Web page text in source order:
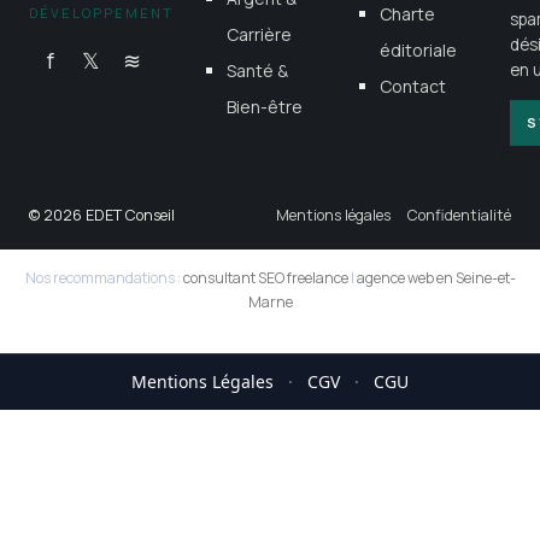
DÉVELOPPEMENT
f 𝕏 ≋
Carrière
Santé &
Bien-être
Charte
éditoriale
Contact
en
© 2026 EDET Conseil Mentions légales Confidentialité
Nos recommandations :consultant SEO freelance|agence web en Seine-et-
Marne
Mentions Légales · CGV · CGU